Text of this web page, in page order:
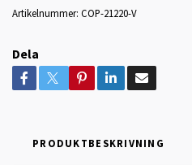
Artikelnummer: COP-21220-V
Dela
PRODUKTBESKRIVNING